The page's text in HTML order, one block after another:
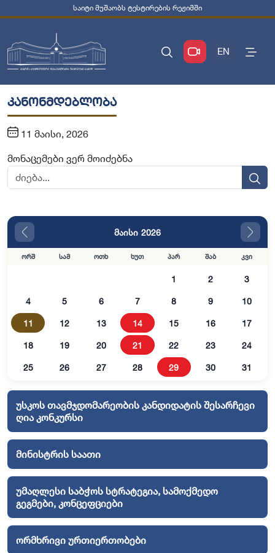
საიტი მუშაობს ტესტირების რეჟიმში
EN
კანონმდებლობა
11 მაისი, 2026
მონაცემები ვერ მოიძებნა
მაისი 2026
ორშ სამ ოთხ ხუთ პარ შაბ კვი
1 2 3
4 5 6 7 8 9 10
11 12 13 14 15 16 17
18 19 20 21 22 23 24
25 26 27 28 29 30 31
უსკოს თავმჯდომარეობის კანდიდატის შესარჩევი
ღია კონკურსი
მინისტრის საათი
უმაღლესი საბჭოს სტრატეგია, სამოქმედო
გეგმები, კონცეფციები
ორმხრივი ურთიერთობები